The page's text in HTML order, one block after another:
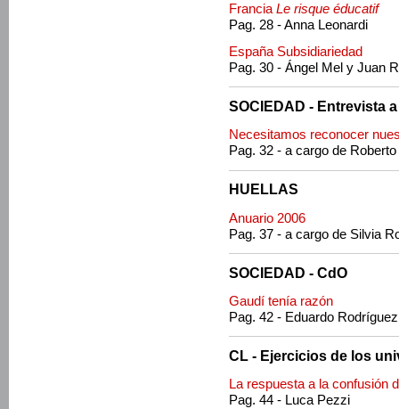
Francia Le risque éducatif
Pag. 28 - Anna Leonardi
España Subsidiariedad
Pag. 30 - Ángel Mel y Juan
SOCIEDAD - Entrevista
Necesitamos reconocer
Pag. 32 - a cargo de
HUELLAS
Anuario 2006
Pag. 37 - a cargo de Silvia
SOCIEDAD - CdO
Gaudí tenía razón
Pag. 42 - Eduardo
CL - Ejercicios de los
La respuesta a la confusión
Pag. 44 - Luca Pezzi